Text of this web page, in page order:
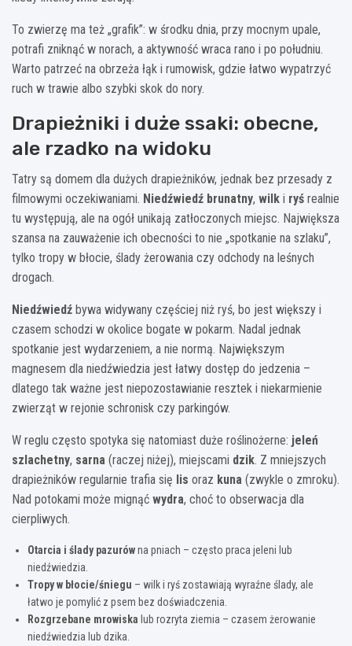
To zwierzę ma też „grafik”: w środku dnia, przy mocnym upale,
potrafi zniknąć w norach, a aktywność wraca rano i po południu.
Warto patrzeć na obrzeża łąk i rumowisk, gdzie łatwo wypatrzyć
ruch w trawie albo szybki skok do nory.
Drapieżniki i duże ssaki: obecne,
ale rzadko na widoku
Tatry są domem dla dużych drapieżników, jednak bez przesady z
filmowymi oczekiwaniami. Niedźwiedź brunatny, wilk i ryś realnie
tu występują, ale na ogół unikają zatłoczonych miejsc. Największa
szansa na zauważenie ich obecności to nie „spotkanie na szlaku”,
tylko tropy w błocie, ślady żerowania czy odchody na leśnych
drogach.
Niedźwiedź bywa widywany częściej niż ryś, bo jest większy i
czasem schodzi w okolice bogate w pokarm. Nadal jednak
spotkanie jest wydarzeniem, a nie normą. Największym
magnesem dla niedźwiedzia jest łatwy dostęp do jedzenia –
dlatego tak ważne jest niepozostawianie resztek i niekarmienie
zwierząt w rejonie schronisk czy parkingów.
W reglu często spotyka się natomiast duże roślinożerne: jeleń
szlachetny, sarna (raczej niżej), miejscami dzik. Z mniejszych
drapieżników regularnie trafia się lis oraz kuna (zwykle o zmroku).
Nad potokami może mignąć wydra, choć to obserwacja dla
cierpliwych.
Otarcia i ślady pazurówna pniach – często praca jeleni lub
niedźwiedzia.
Tropy w błocie/śniegu – wilk i ryś zostawiają wyraźne ślady, ale
łatwo je pomylić z psem bez doświadczenia.
Rozgrzebane mrowiska lub rozryta ziemia – czasem żerowanie
niedźwiedzia lub dzika.